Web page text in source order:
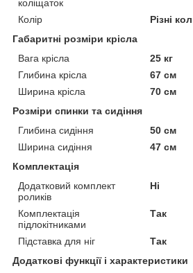
коліщаток
Колір
Різні
Габаритні розміри крісла
Вага крісла
25 кг
Глибина крісла
67 см
Ширина крісла
70 см
Розміри спинки та сидіння
Глибина сидіння
50 см
Ширина сидіння
47 см
Комплектація
Додатковий комплект
роликів
Ні
Комплектація
підлокітниками
Так
Підставка для ніг
Так
Додаткові функції і характеристики